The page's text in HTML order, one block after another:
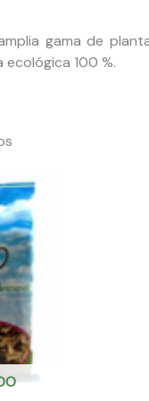
gama de
ecológica 100 %.